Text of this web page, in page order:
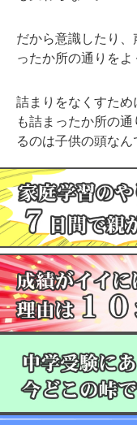
だから意識したり
ったか所の通りをよ
詰まりをなくすた
も詰まったか所の
るのは子供の頭なん